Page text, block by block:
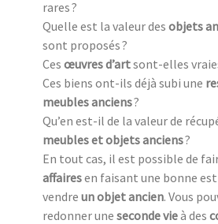
rares ?
Quelle est la valeur des objets
sont proposés ?
Ces œuvres d’artsont-elles
Ces biens ont-ils déjà subi une
meubles anciens?
Qu’en est-il de la valeur de
meubles et objets anciens?
En tout cas, il est possible de
affairesen faisant une bonne
vendre un objet ancien. Vous
redonner une seconde vieà des